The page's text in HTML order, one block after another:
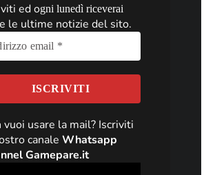
ed ogni lunedì riceverai
le ultime notizie del sito.
vuoi usare la mail? Iscriviti
canaleWhatsapp
Gamepare.it